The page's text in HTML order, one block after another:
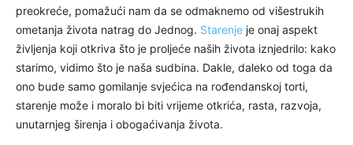
preokreće, pomažući nam da se odmaknemo od višestrukih
ometanja života natrag do Jednog. Starenje je onaj aspekt
življenja koji otkriva što je proljeće naših života iznjedrilo: kako
starimo, vidimo što je naša sudbina. Dakle, daleko od toga da
ono bude samo gomilanje svjećica na rođendanskoj torti,
starenje može i moralo bi biti vrijeme otkrića, rasta, razvoja,
unutarnjeg širenja i obogaćivanja života.